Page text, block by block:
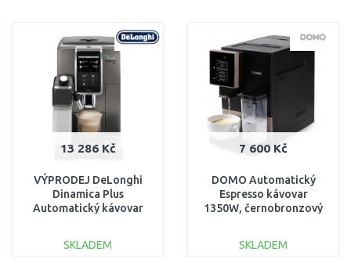
Porovnat Porovnat
13 286 Kč
VÝPRODEJ DeLonghi
Dinamica Plus
Automatický kávovar
SKLADEM
7 600 Kč
DOMO Automatický
Espresso kávovar
1350W, černobronzový
SKLADEM